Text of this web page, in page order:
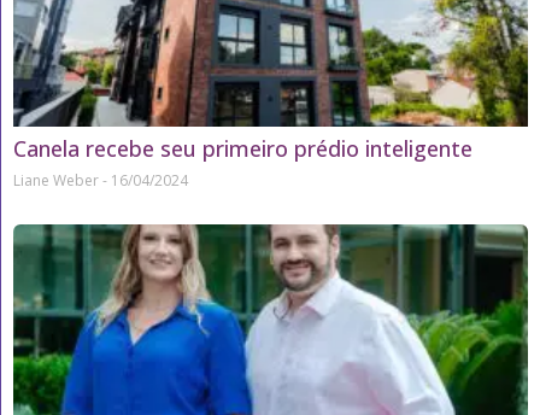
Canela recebe seu primeiro prédio inteligente
Liane Weber 16/04/2024